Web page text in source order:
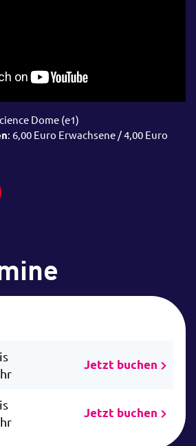
Dome (e1)
: 6,00 Euro Erwachsene / 4,00 Euro
Jetzt buchen
Jetzt buchen